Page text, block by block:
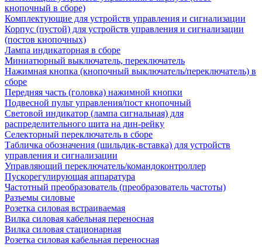
кнопочный в сборе)
Комплектующие для устройств управления и сигнализации
Корпус (пустой) для устройств управления и сигнализации
(постов кнопочных)
Лампа индикаторная в сборе
Миниатюрный выключатель, переключатель
Нажимная кнопка (кнопочный выключатель/переключатель) в
сборе
Передняя часть (головка) нажимной кнопки
Подвесной пульт управления/пост кнопочный
Световой индикатор (лампа сигнальная) для
распределительного щита на дин-рейку
Селекторный переключатель в сборе
Табличка обозначения (шильдик-вставка) для устройств
управления и сигнализации
Управляющий переключатель/командоконтроллер
Пускорегулирующая аппаратура
Частотный преобразователь (преобразователь частоты)
Разъемы силовые
Розетка силовая встраиваемая
Вилка силовая кабельная переносная
Вилка силовая стационарная
Розетка силовая кабельная переносная